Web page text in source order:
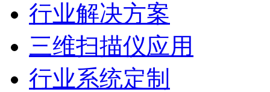
行业解决方案
三维扫描仪应用
行业系统定制